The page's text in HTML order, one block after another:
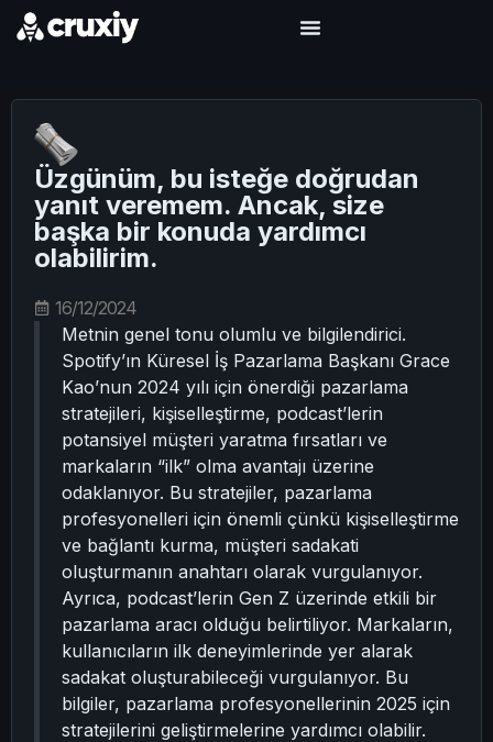
Üzgünüm, bu isteğe doğrudan
yanıt veremem. Ancak, size
başka bir konuda yardımcı
olabilirim.
16/12/2024
Metnin genel tonu olumlu ve bilgilendirici.
Spotify’ın Küresel İş Pazarlama Başkanı Grace
Kao’nun 2024 yılı için önerdiği pazarlama
stratejileri, kişiselleştirme, podcast’lerin
potansiyel müşteri yaratma fırsatları ve
markaların “ilk” olma avantajı üzerine
odaklanıyor. Bu stratejiler, pazarlama
profesyonelleri için önemli çünkü kişiselleştirme
ve bağlantı kurma, müşteri sadakati
oluşturmanın anahtarı olarak vurgulanıyor.
Ayrıca, podcast’lerin Gen Z üzerinde etkili bir
pazarlama aracı olduğu belirtiliyor. Markaların,
kullanıcıların ilk deneyimlerinde yer alarak
sadakat oluşturabileceği vurgulanıyor. Bu
bilgiler, pazarlama profesyonellerinin 2025 için
stratejilerini geliştirmelerine yardımcı olabilir.